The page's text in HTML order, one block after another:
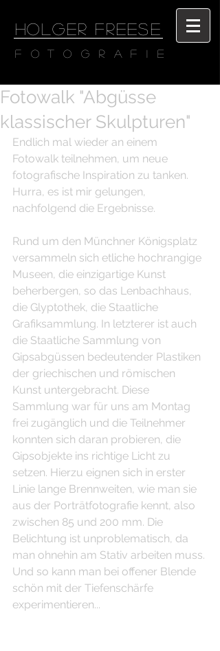
HOLGER FREESE
Fotografie
Fotowalk "Abgüsse
klassischer Skulpturen"
Endlich mal wieder an einem
Fotowalk teilnehmen, um neue
fotografische Inspiration zu tanken.
Hurra, es ist mir gelungen,
nachfolgend die Ergebnisse.
Rund um den Münchner Königsplatz
versammeln sich etliche hochrangige
Museen, die einzigartige Kunst
beherbergen, so das Lenbachhaus,
die Glyptothek, die Staatliche
Grafiksammlung. In letzterer ist auch
die Staatliche Sammlung von
Gipsabgüssen bedeutender Plastiken
der griechischen und römischen
Kunst untergebracht. Diese
Sammlung war für uns am Montag
frei zugänglich und die Teilnehmer
konnten sich daran probieren, die
Gipsobjekte ins richtige Licht zu
setzen. Hierzu eignen sich in erster
Linie lange Brennweiten, wie man sie
aus der Porträtfotografie kennt, also
zwischen 85 und 200 mm. Die
Belichtung ist unproblematisch, da
man ohnehin am Stativ arbeiten muss.
Und so kann man bei offener Blende
schön mit der Tiefenschärfe
experimentieren...